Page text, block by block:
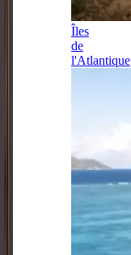
Îles
de
l'Atlantique